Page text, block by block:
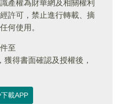
產權為財華網及相關權利
許可，禁止進行轉載、摘
何使用。
至
，獲得書面確認及授權後，
下載APP